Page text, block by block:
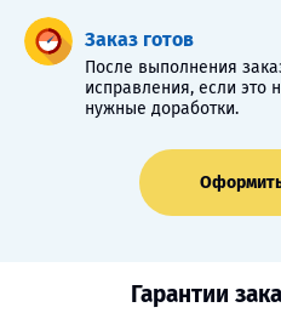
Заказ готов
После выполнения
исправления, если это
нужные доработки.
Гарантии